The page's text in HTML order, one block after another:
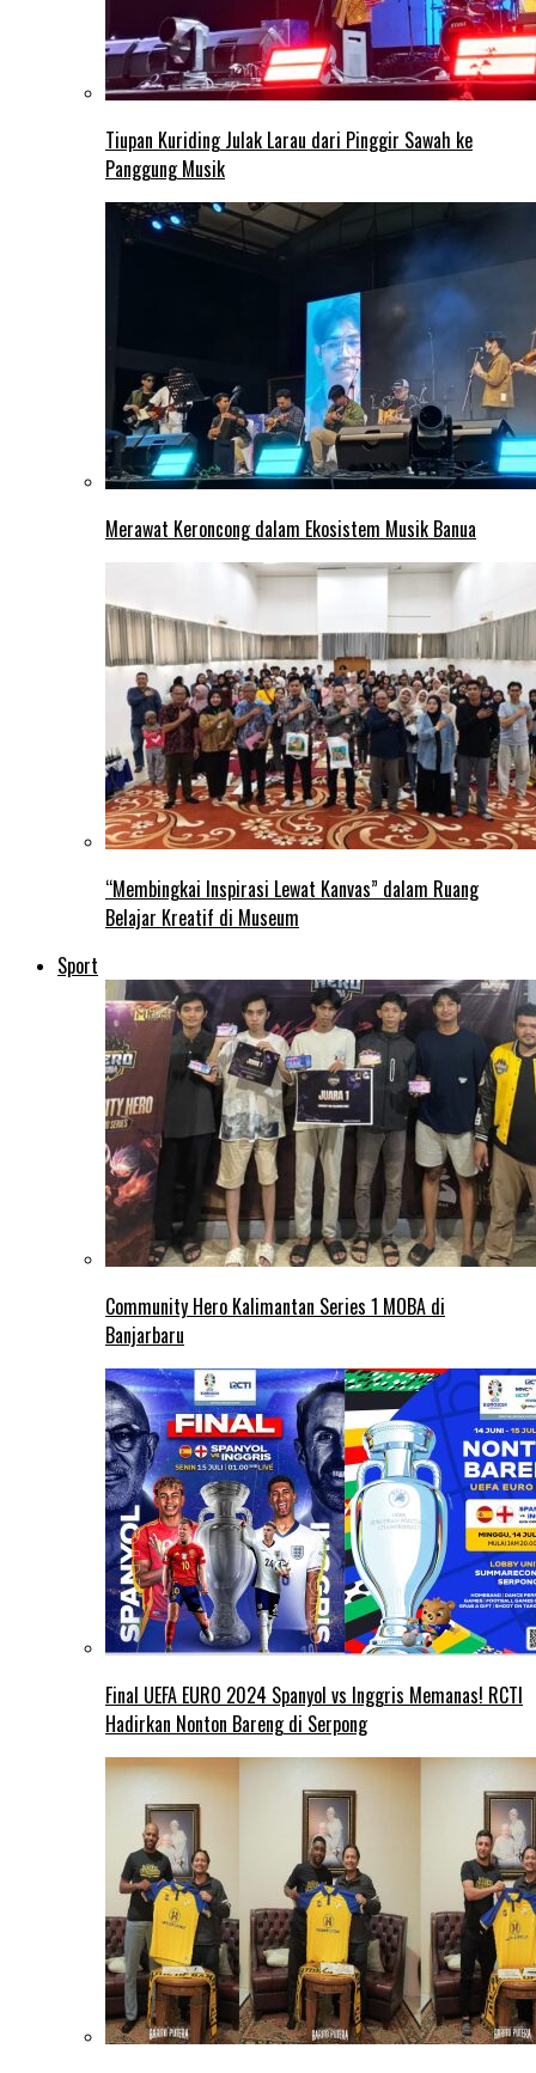
Tiupan Kuriding Julak Larau dari Pinggir Sawah ke
Panggung Musik
Merawat Keroncong dalam Ekosistem Musik Banua
“Membingkai Inspirasi Lewat Kanvas” dalam Ruang
Belajar Kreatif di Museum
Sport
Community Hero Kalimantan Series 1 MOBA di
Banjarbaru
Final UEFA EURO 2024 Spanyol vs Inggris Memanas! RCTI
Hadirkan Nonton Bareng di Serpong